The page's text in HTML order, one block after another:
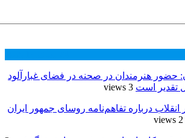
حضور هنرمندان در صحنه در فضای غبارآلود
تقدیر است 3 views
انقلاب درباره تفاهم‌نامه روسای جمهور ایران
2 views